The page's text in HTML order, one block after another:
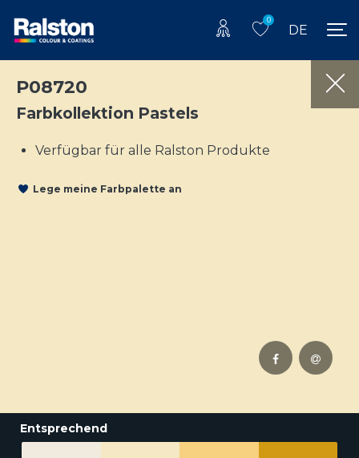
0
DE
P08720
Farbkollektion Pastels
Verfügbar für alle Ralston Produkte
Lege meine Farbpalette an
Entsprechend